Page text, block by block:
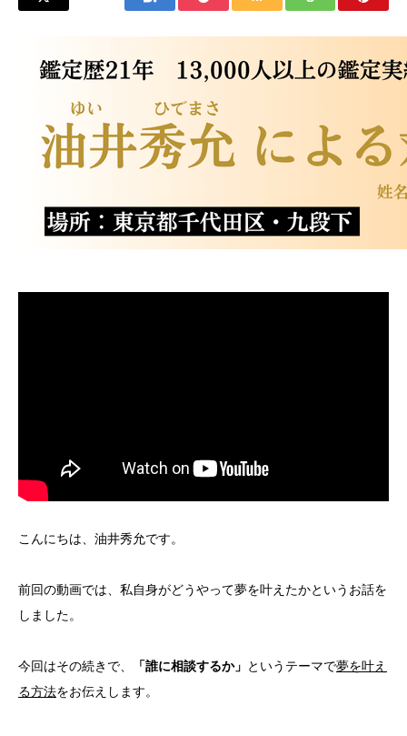
こんにちは、油井秀允です。
前回の動画では、私自身がどうやって夢を叶えたかというお話を
しました。
今回はその続きで、 「誰に相談するか」 というテーマで夢を叶え
る方法をお伝えします。